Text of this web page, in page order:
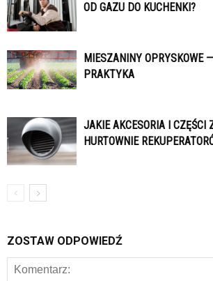
OD GAZU DO KUCHENKI?
MIESZANINY OPRYSKOWE
PRAKTYKA
JAKIE AKCESORIA I CZĘŚCI
HURTOWNIE
ZOSTAW ODPOWIEDŹ